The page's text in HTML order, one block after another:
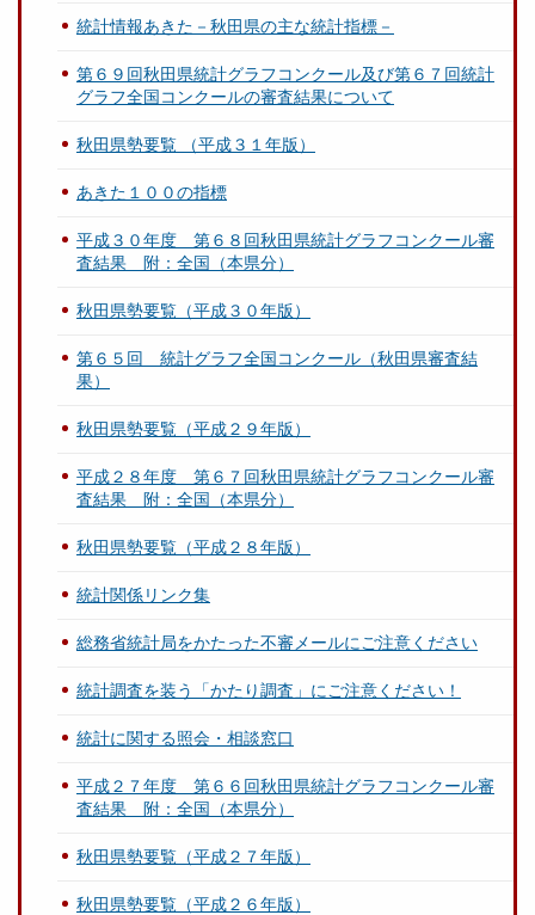
統計情報あきた－秋田県の主な統計指標－
第６９回秋田県統計グラフコンクール及び第６７回統計
グラフ全国コンクールの審査結果について
秋田県勢要覧 （平成３１年版）
あきた１００の指標
平成３０年度 第６８回秋田県統計グラフコンクール審
査結果 附：全国（本県分）
秋田県勢要覧（平成３０年版）
第６５回 統計グラフ全国コンクール（秋田県審査結
果）
秋田県勢要覧（平成２９年版）
平成２８年度 第６７回秋田県統計グラフコンクール審
査結果 附：全国（本県分）
秋田県勢要覧（平成２８年版）
統計関係リンク集
総務省統計局をかたった不審メールにご注意ください
統計調査を装う「かたり調査」にご注意ください！
統計に関する照会・相談窓口
平成２７年度 第６６回秋田県統計グラフコンクール審
査結果 附：全国（本県分）
秋田県勢要覧（平成２７年版）
秋田県勢要覧（平成２６年版）